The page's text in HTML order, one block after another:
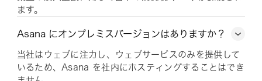
ます。
Asana にオンプレミスバージョンはありますか？
当社はウェブに注力し、ウェブサービスのみを提供して
いるため、Asana を社内にホスティングすることはでき